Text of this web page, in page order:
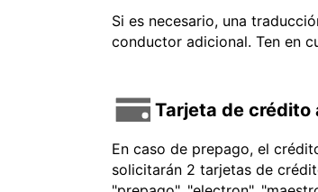
Si es necesario, una
conductor adicional. Ten en
Tarjeta de crédito
En caso de prepago, el
solicitarán 2 tarjetas de